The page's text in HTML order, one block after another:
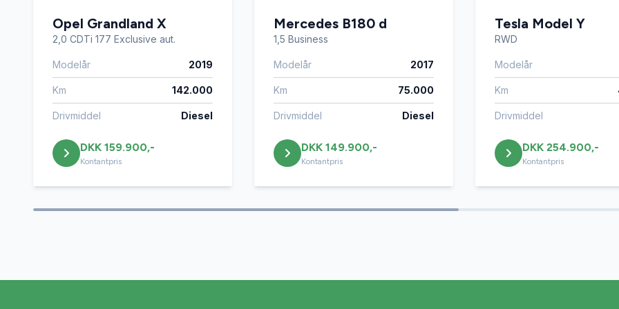
Opel Grandland X
2,0 CDTi 177 Exclusive aut.
Modelår 2019
Km 142.000
Drivmiddel Diesel
DKK 159.900,-
Kontantpris
Mercedes B180 d
1,5 Business
Modelår 2017
Km 75.000
Drivmiddel Diesel
DKK 149.900,-
Kontantpris
Tesla Model Y
RWD
Modelår
Km
Drivmiddel
DKK 254.900,-
Kontantpris